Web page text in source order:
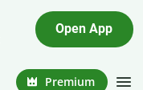
Open App
Premium